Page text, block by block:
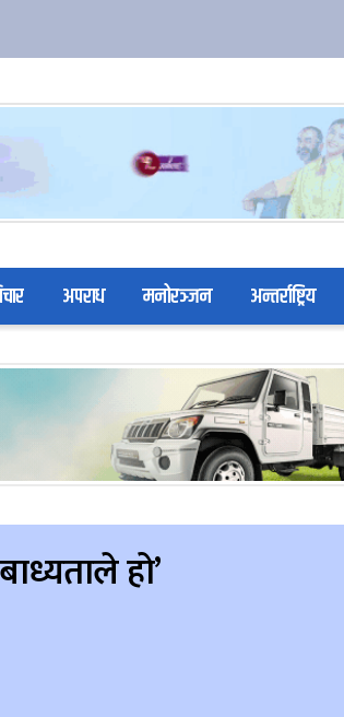
अपराध मनोरञ्जन अन्तर्राष्ट्रिय
हो’